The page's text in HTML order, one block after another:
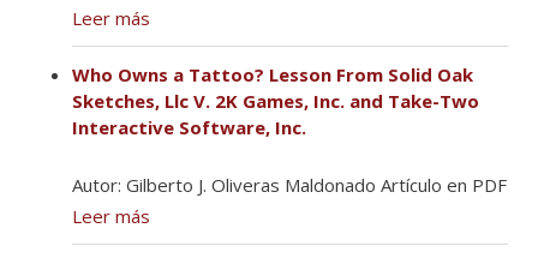
Leer más
Who Owns a Tattoo? Lesson From Solid Oak
Sketches, Llc V. 2K Games, Inc. and Take-Two
Interactive Software, Inc.
Autor: Gilberto J. Oliveras Maldonado Artículo en PDF
Leer más